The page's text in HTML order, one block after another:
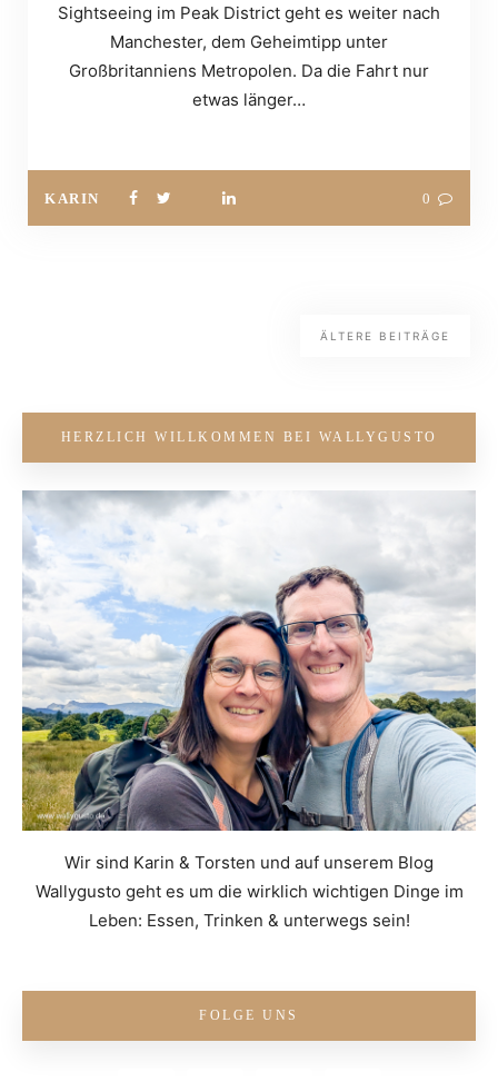
Sightseeing im Peak District geht es weiter nach
Manchester, dem Geheimtipp unter
Großbritanniens Metropolen. Da die Fahrt nur
etwas länger…
KARIN 0
ÄLTERE BEITRÄGE
HERZLICH WILLKOMMEN BEI WALLYGUSTO
Wir sind Karin & Torsten und auf unserem Blog
Wallygusto geht es um die wirklich wichtigen Dinge im
Leben: Essen, Trinken & unterwegs sein!
FOLGE UNS